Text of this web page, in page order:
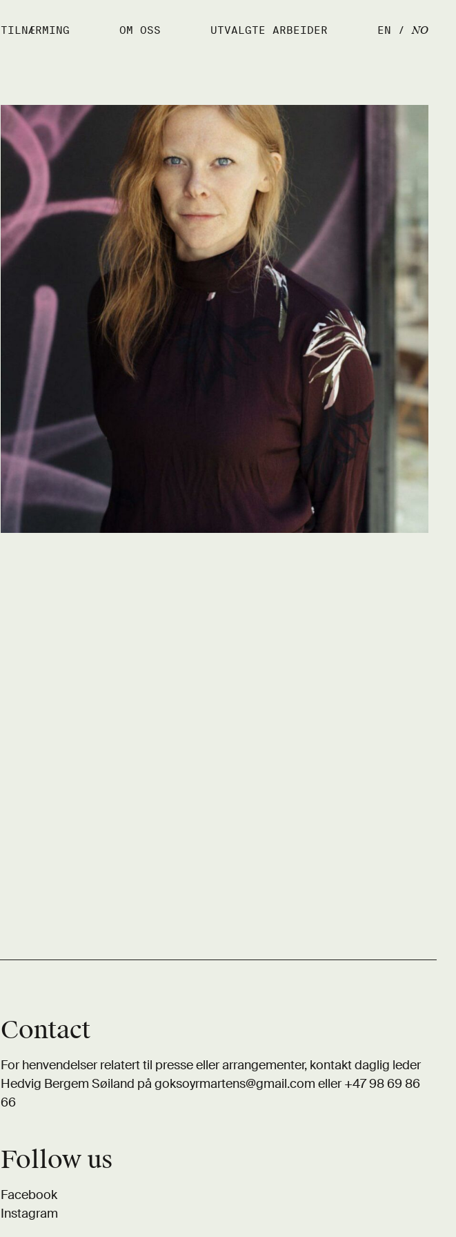
TILNÆRMING OM OSS UTVALGTE ARBEIDER EN / NO
Contact
For henvendelser relatert til presse eller arrangementer, kontakt daglig leder
Hedvig Bergem Søiland på goksoyrmartens@gmail.com eller +47 98 69 86
66
Follow us
Facebook
Instagram